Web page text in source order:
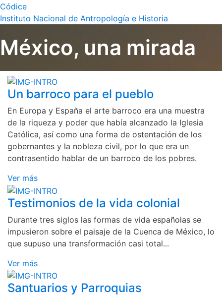
Códice
Instituto Nacional de Antropología e Historia
México, una mirada
Un barroco para el pueblo
En Europa y España el arte barroco era una muestra
de la riqueza y poder que había alcanzado la Iglesia
Católica, así como una forma de ostentación de los
gobernantes y la nobleza civil, por lo que era un
contrasentido hablar de un barroco de los pobres.
Ver más
Testimonios de la vida colonial
Durante tres siglos las formas de vida españolas se
impusieron sobre el paisaje de la Cuenca de México, lo
que supuso una transformación casi total...
Ver más
Santuarios y Parroquias